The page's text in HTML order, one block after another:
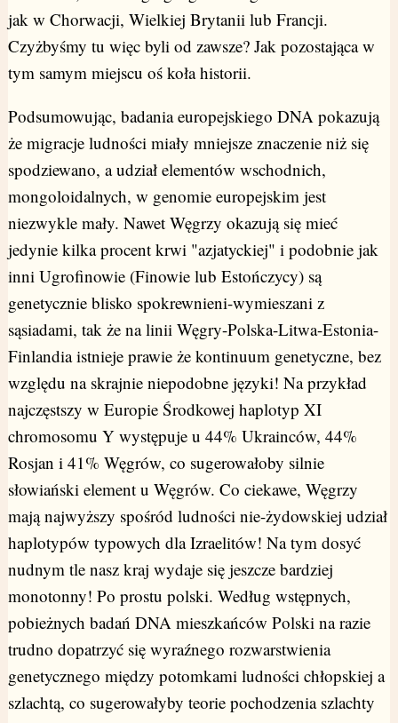
jak w Chorwacji, Wielkiej Brytanii lub Francji.
Czyżbyśmy tu więc byli od zawsze? Jak pozostająca w
tym samym miejscu oś koła historii.
Podsumowując, badania europejskiego DNA pokazują
że migracje ludności miały mniejsze znaczenie niż się
spodziewano, a udział elementów wschodnich,
mongoloidalnych, w genomie europejskim jest
niezwykle mały. Nawet Węgrzy okazują się mieć
jedynie kilka procent krwi "azjatyckiej" i podobnie jak
inni Ugrofinowie (Finowie lub Estończycy) są
genetycznie blisko spokrewnieni-wymieszani z
sąsiadami, tak że na linii Węgry-Polska-Litwa-Estonia-
Finlandia istnieje prawie że kontinuum genetyczne, bez
względu na skrajnie niepodobne języki! Na przykład
najczęstszy w Europie Środkowej haplotyp XI
chromosomu Y występuje u 44% Ukrainców, 44%
Rosjan i 41% Węgrów, co sugerowałoby silnie
słowiański element u Węgrów. Co ciekawe, Węgrzy
mają najwyższy spośród ludności nie-żydowskiej udział
haplotypów typowych dla Izraelitów! Na tym dosyć
nudnym tle nasz kraj wydaje się jeszcze bardziej
monotonny! Po prostu polski. Według wstępnych,
pobieżnych badań DNA mieszkańców Polski na razie
trudno dopatrzyć się wyraźnego rozwarstwienia
genetycznego między potomkami ludności chłopskiej a
szlachtą, co sugerowałyby teorie pochodzenia szlachty